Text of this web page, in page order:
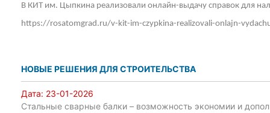
В КИТ им. Цыпкина реализовали онлайн-выдачу справок для
https://rosatomgrad.ru/v-kit-im-czypkina-realizovali-onlajn-
НОВЫЕ РЕШЕНИЯ ДЛЯ СТРОИТЕЛЬСТВА
Дата: 23-01-2026
Стальные сварные балки – возможность экономии и